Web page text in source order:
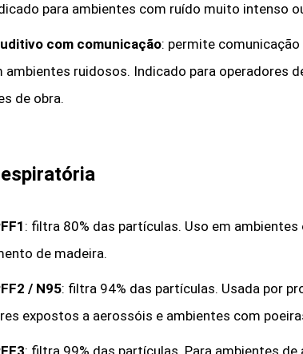
para ambientes com ruído muito intenso
com comunicação: permite
ambientes ruidosos. Indicado para operadores
de obra.
: filtra 80% das partículas. Uso em
de madeira.
/ N95: filtra 94% das partículas. Usada por
expostos a aerossóis e ambientes com
: filtra 99% das partículas. Para ambientes